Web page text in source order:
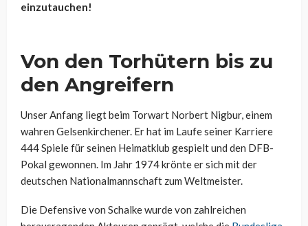
einzutauchen!
Von den Torhütern bis zu
den Angreifern
Unser Anfang liegt beim Torwart Norbert Nigbur, einem
wahren Gelsenkirchener. Er hat im Laufe seiner Karriere
444 Spiele für seinen Heimatklub gespielt und den DFB-
Pokal gewonnen. Im Jahr 1974 krönte er sich mit der
deutschen Nationalmannschaft zum Weltmeister.
Die Defensive von Schalke wurde von zahlreichen